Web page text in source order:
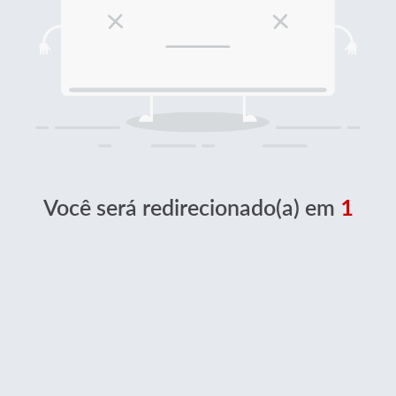
Você será redirecionado(a) em 1